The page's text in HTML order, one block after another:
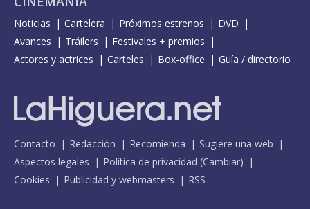
Noticias Cartelera Próximos estrenos
DVD
Avances
Tráilers
Festivales + premios
Actores y actrices
Carteles Box-office Guía / directorio
Contacto Redacción Recomienda
Sugiere una web
Aspectos legales
Política de privacidad (Cambiar)
Cookies
Publicidad y webmasters RSS